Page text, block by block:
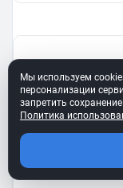
Мы используем
персонализации
запретить
Политика